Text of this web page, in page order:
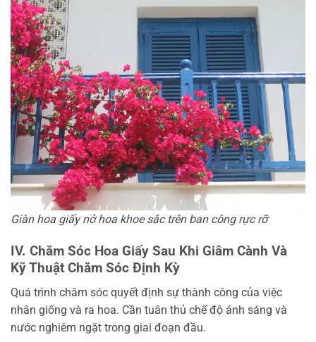
Giàn hoa giấy nở hoa khoe sắc trên ban công rực rỡ
IV. Chăm Sóc Hoa Giấy Sau Khi Giâm Cành Và
Kỹ Thuật Chăm Sóc Định Kỳ
Quá trình chăm sóc quyết định sự thành công của việc
nhân giống và ra hoa. Cần tuân thủ chế độ ánh sáng và
nước nghiêm ngặt trong giai đoạn đầu.